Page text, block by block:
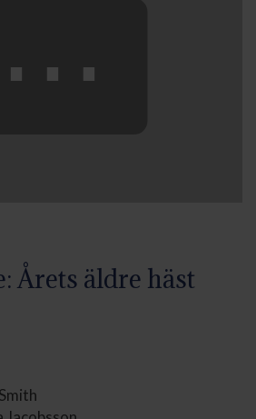
⋯
Årets äldre häst